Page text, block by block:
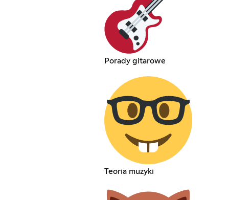
Porady gitarowe
Teoria muzyki